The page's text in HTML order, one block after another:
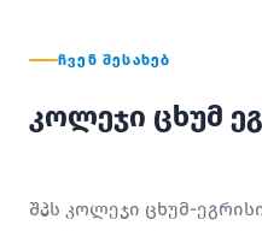
ᲩᲕᲔᲜ ᲨᲔᲡᲐᲮᲔᲑ
კოლეჯი ცხუმ
შპს კოლეჯი ცხუმ-